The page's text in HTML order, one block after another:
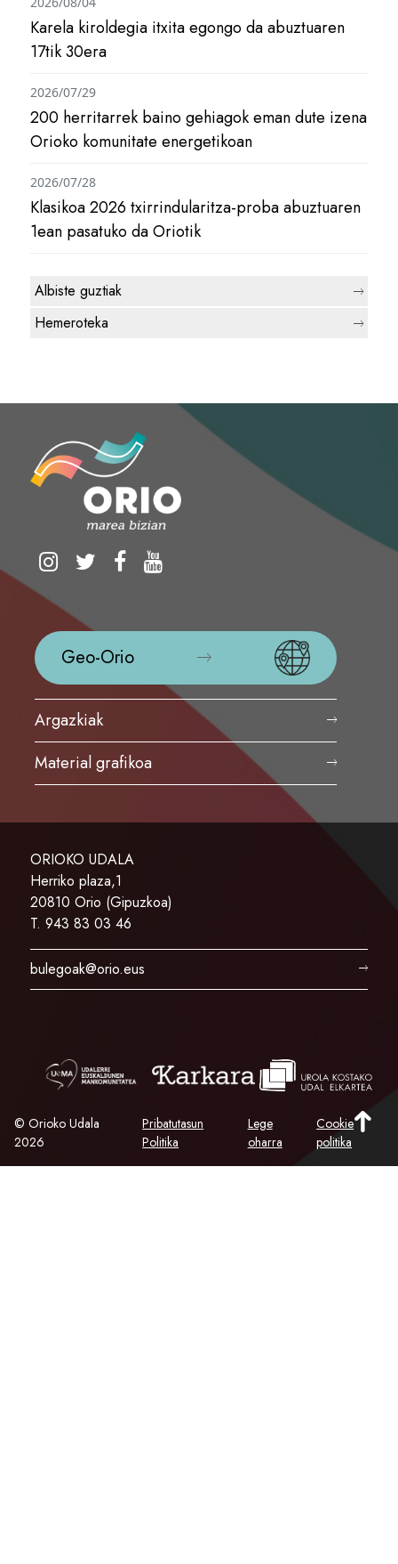
Karela kiroldegia itxita egongo da abuztuaren
17tik 30era
200 herritarrek baino gehiagok eman dute izena
Orioko komunitate energetikoan
2026/07/29
Klasikoa 2026 txirrindularitza-proba abuztuaren
1ean pasatuko da Oriotik
2026/07/28
Albiste guztiak
Hemeroteka
Geo-Orio
Argazkiak
Material grafikoa
ORIOKO UDALA
Herriko plaza,1
20810 Orio (Gipuzkoa)
T. 943 83 03 46
bulegoak@orio.eus
Pribatutasun
Politika
Lege
oharra
Cookie
politika
© Orioko Udala
2026